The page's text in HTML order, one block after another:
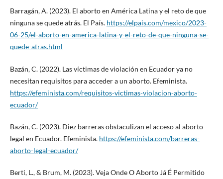
Barragán, A. (2023). El aborto en América Latina y el reto de que
ninguna se quede atrás. El País. https://elpais.com/mexico/2023-
06-25/el-aborto-en-america-latina-y-el-reto-de-que-ninguna-se-
quede-atras.html
Bazán, C. (2022). Las víctimas de violación en Ecuador ya no
necesitan requisitos para acceder a un aborto. Efeminista.
https://efeminista.com/requisitos-victimas-violacion-aborto-
ecuador/
Bazán, C. (2023). Diez barreras obstaculizan el acceso al aborto
legal en Ecuador. Efeminista. https://efeminista.com/barreras-
aborto-legal-ecuador/
Berti, L., & Brum, M. (2023). Veja Onde O Aborto Já É Permitido